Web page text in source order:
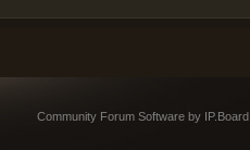
Community Forum Software by IP.Board